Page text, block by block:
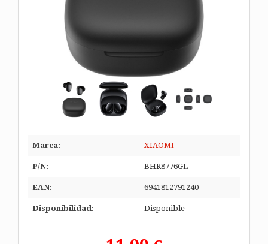
Marca: XIAOMI
P/N: BHR8776GL
EAN: 6941812791240
Disponibilidad: Disponible